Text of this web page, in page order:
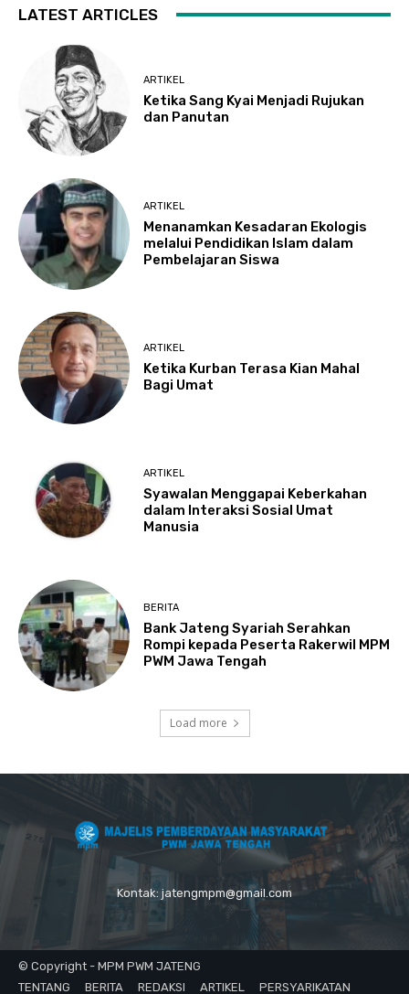
LATEST ARTICLES
ARTIKEL
Ketika Sang Kyai Menjadi Rujukan
dan Panutan
ARTIKEL
Menanamkan Kesadaran Ekologis
melalui Pendidikan Islam dalam
Pembelajaran Siswa
ARTIKEL
Ketika Kurban Terasa Kian Mahal
Bagi Umat
ARTIKEL
Syawalan Menggapai Keberkahan
dalam Interaksi Sosial Umat
Manusia
BERITA
Bank Jateng Syariah Serahkan
Rompi kepada Peserta Rakerwil MPM
PWM Jawa Tengah
Load more
Kontak: jatengmpm@gmail.com
© Copyright - MPM PWM JATENG
TENTANG
BERITA REDAKSI ARTIKEL PERSYARIKATAN